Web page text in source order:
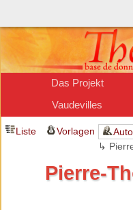
Das Projekt
Vaudevilles
Liste Vorlagen
↳
Pierre-